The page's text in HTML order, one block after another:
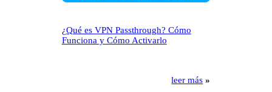
¿Qué es VPN Passthrough? Cómo
Funciona y Cómo Activarlo
leer más »